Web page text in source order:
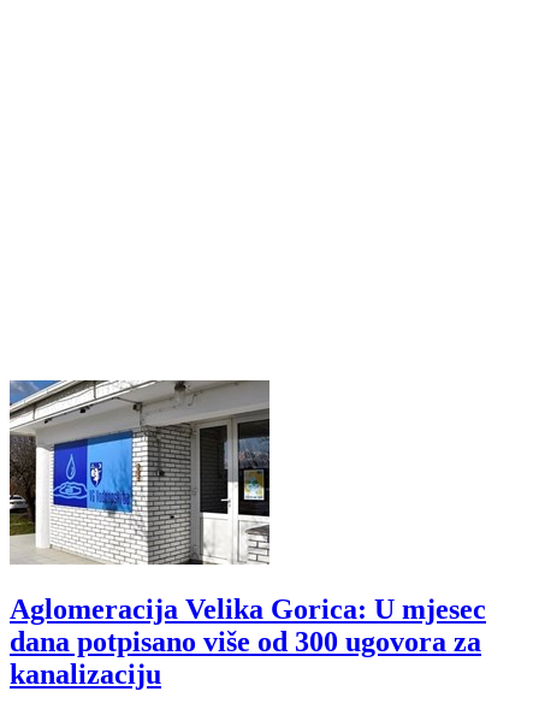
Aglomeracija Velika Gorica: U mjesec
dana potpisano više od 300 ugovora za
kanalizaciju